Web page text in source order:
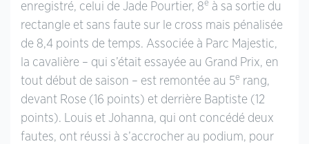
enregistré, celui de Jade Pourtier, 8e à sa sortie du
rectangle et sans faute sur le cross mais pénalisée
de 8,4 points de temps. Associée à Parc Majestic,
la cavalière – qui s’était essayée au Grand Prix, en
tout début de saison – est remontée au 5e rang,
devant Rose (16 points) et derrière Baptiste (12
points). Louis et Johanna, qui ont concédé deux
fautes, ont réussi à s’accrocher au podium, pour